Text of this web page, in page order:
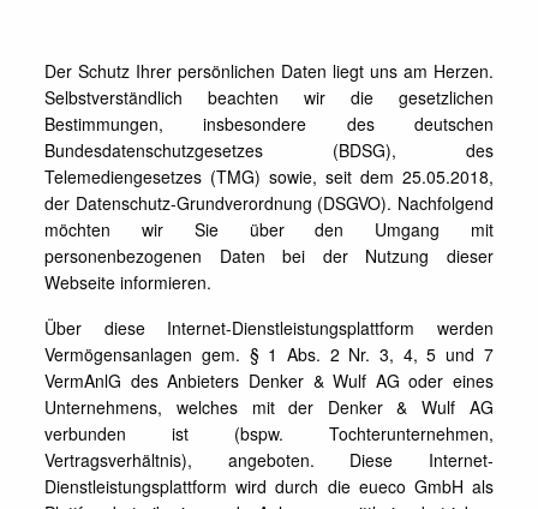
Der Schutz Ihrer persönlichen Daten liegt uns am Herzen.
Selbstverständlich beachten wir die gesetzlichen
Bestimmungen, insbesondere des deutschen
Bundesdatenschutzgesetzes (BDSG), des
Telemediengesetzes (TMG) sowie, seit dem 25.05.2018,
der Datenschutz-Grundverordnung (DSGVO). Nachfolgend
möchten wir Sie über den Umgang mit
personenbezogenen Daten bei der Nutzung dieser
Webseite informieren.
Über diese Internet-Dienstleistungsplattform werden
Vermögensanlagen gem. § 1 Abs. 2 Nr. 3, 4, 5 und 7
VermAnlG des Anbieters Denker & Wulf AG oder eines
Unternehmens, welches mit der Denker & Wulf AG
verbunden ist (bspw. Tochterunternehmen,
Vertragsverhältnis), angeboten. Diese Internet-
Dienstleistungsplattform wird durch die eueco GmbH als